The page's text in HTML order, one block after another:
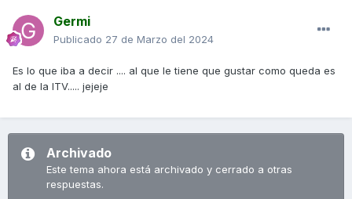
Germi
Publicado 27 de Marzo del 2024
Es lo que iba a decir .... al que le tiene que gustar como queda es
al de la ITV..... jejeje
Archivado
Este tema ahora está archivado y cerrado a otras
respuestas.